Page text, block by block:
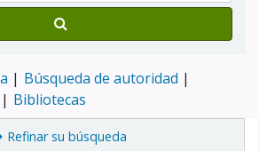
Búsqueda de autoridad
Bibliotecas
Refinar su búsqueda